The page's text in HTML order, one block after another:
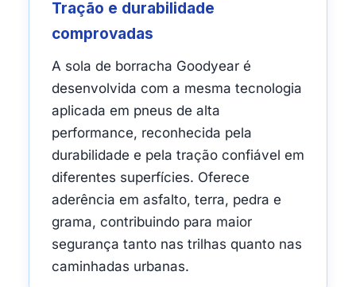
Tração e durabilidade
comprovadas
A sola de borracha Goodyear é
desenvolvida com a mesma tecnologia
aplicada em pneus de alta
performance, reconhecida pela
durabilidade e pela tração confiável em
diferentes superfícies. Oferece
aderência em asfalto, terra, pedra e
grama, contribuindo para maior
segurança tanto nas trilhas quanto nas
caminhadas urbanas.